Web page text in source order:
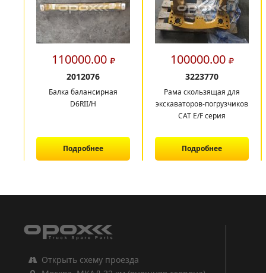
110000.00
2012076
Балка балансирная
D6RII/H
Подробнее
100000.00
3223770
Рама скользящая для
экскаваторов-погрузчиков
CAT E/F серия
Подробнее
Открыть схему проезда